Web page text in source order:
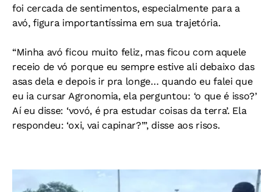
foi cercada de sentimentos, especialmente para a
avó, figura importantíssima em sua trajetória.
“Minha avó ficou muito feliz, mas ficou com aquele
receio de vó porque eu sempre estive ali debaixo das
asas dela e depois ir pra longe… quando eu falei que
eu ia cursar Agronomia, ela perguntou: ‘o que é isso?’
Aí eu disse: ‘vovó, é pra estudar coisas da terra’. Ela
respondeu: ‘oxi, vai capinar?’”, disse aos risos.